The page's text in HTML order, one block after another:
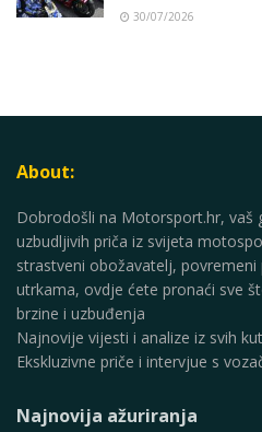
30/07/2026
About:
Dobrodošli na Motorsport.hr, vaš
uzbudljivih priča iz svijeta
strastveni obožavatelj,
utrkama, ovdje ćete pronaći sve
brzine i uzbuđenja
Najnovije vijesti i analize iz svih
Ekskluzivne priče i intervjue s
Najnovija ažuriranja